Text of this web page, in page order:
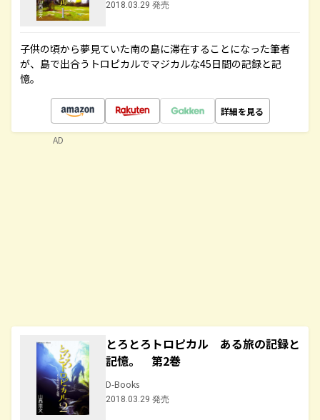
2018.03.29 発売
子供の頃から夢見ていた南の島に滞在することになった筆者
が、島で出合うトロピカルでマジカルな45日間の記録と記
憶。
詳細を見る
とろとろトロピカル ある旅の記録と
記憶。 第2巻
D-Books
2018.03.29 発売
AD